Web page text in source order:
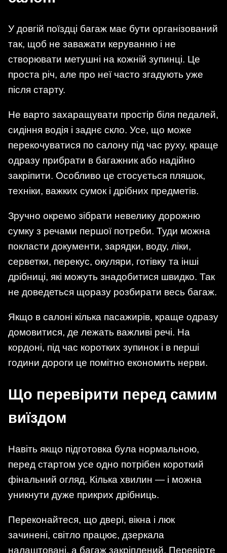
У довгій поїздці багаж має бути організований
так, щоб не заважати керуванню і не
створювати метушні на кожній зупинці. Це
проста річ, але про неї часто згадують уже
після старту.
Не варто захаращувати простір біля педалей,
сидіння водія і заднє скло. Усе, що може
перекочуватися по салону під час руху, краще
одразу прибрати в багажник або надійно
закріпити. Особливо це стосується пляшок,
техніки, важких сумок і дрібних предметів.
Зручно окремо зібрати невелику дорожню
сумку з речами першої потреби. Туди можна
покласти документи, зарядки, воду, ліки,
серветки, перекус, окуляри, готівку та інші
дрібниці, які можуть знадобитися швидко. Так
не доведеться щоразу розбирати весь багаж.
Якщо в салоні кілька пасажирів, краще одразу
домовитися, де лежать важливі речі. На
кордоні, під час коротких зупинок і в перші
години дороги це помітно економить нерви.
Що перевірити перед самим
виїздом
Навіть якщо підготовка була нормальною,
перед стартом усе одно потрібен короткий
фінальний огляд. Кілька хвилин — і можна
уникнути дуже прикрих дрібниць.
Переконайтеся, що двері, вікна і люк
зачинені, світло працює, дзеркала
налаштовані, а багаж закріплений. Перевірте